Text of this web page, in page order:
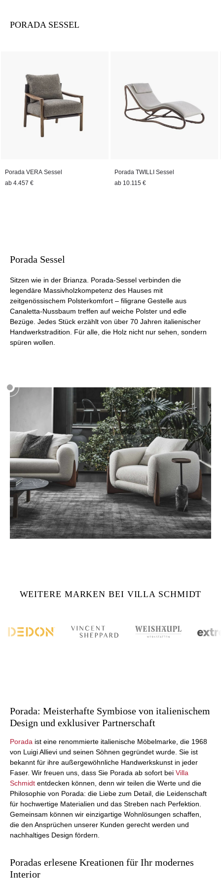
PORADA SESSEL
Porada VERA Sessel
ab 4.457 €
Porada TWILLI Sessel
ab 10.115 €
Porada Sessel
Sitzen wie in der Brianza. Porada-Sessel verbinden die
legendäre Massivholzkompetenz des Hauses mit
zeitgenössischem Polsterkomfort – filigrane Gestelle aus
Canaletta-Nussbaum treffen auf weiche Polster und edle
Bezüge. Jedes Stück erzählt von über 70 Jahren italienischer
Handwerkstradition. Für alle, die Holz nicht nur sehen, sondern
spüren wollen.
WEITERE MARKEN BEI VILLA SCHMIDT
Porada: Meisterhafte Symbiose von italienischem
Design und exklusiver Partnerschaft
Porada ist eine renommierte italienische Möbelmarke, die 1968
von Luigi Allievi und seinen Söhnen gegründet wurde. Sie ist
bekannt für ihre außergewöhnliche Handwerkskunst in jeder
Faser. Wir freuen uns, dass Sie Porada ab sofort bei Villa
Schmidt entdecken können, denn wir teilen die Werte und die
Philosophie von Porada: die Liebe zum Detail, die Leidenschaft
für hochwertige Materialien und das Streben nach Perfektion.
Gemeinsam können wir einzigartige Wohnlösungen schaffen,
die den Ansprüchen unserer Kunden gerecht werden und
nachhaltiges Design fördern.
Poradas erlesene Kreationen für Ihr modernes
Interior